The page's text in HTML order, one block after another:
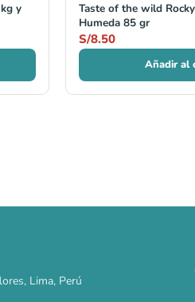
y
Taste of the wild
Humeda 85 gr
S/8.50
Añadir al
Lima, Perú